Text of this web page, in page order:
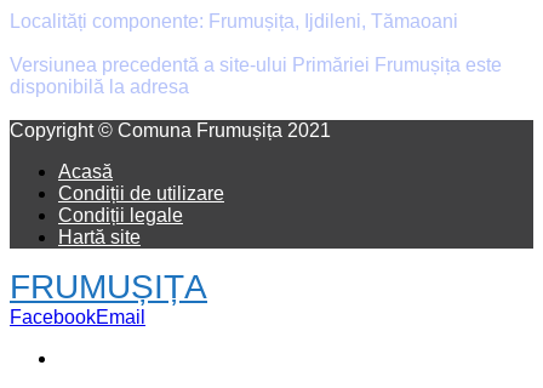
Localități componente: Frumușița, Ijdileni, Tămaoani
Versiunea precedentă a site-ului Primăriei Frumușița este
disponibilă la adresa
Copyright © Comuna Frumușița 2021
Acasă
Condiții de utilizare
Condiții legale
Hartă site
FRUMUȘIȚA
FacebookEmail